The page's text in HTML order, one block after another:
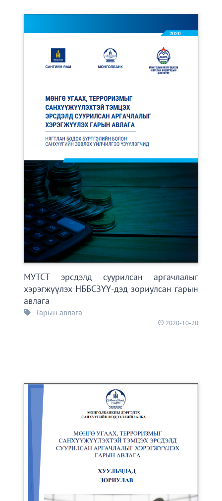
МУТСТ эрсдэлд суурилсан аргачлалыг
хэрэгжүүлэх НББСЗҮҮ-дэд зориулсан гарын
авлага
Гарын авлага
2020-10-20